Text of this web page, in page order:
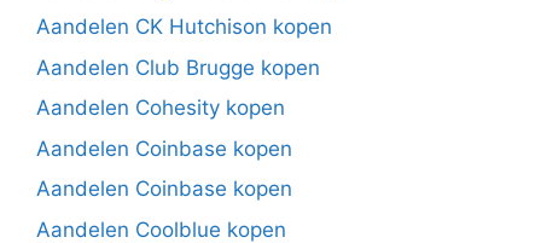
Aandelen CK Hutchison kopen
Aandelen Club Brugge kopen
Aandelen Cohesity kopen
Aandelen Coinbase kopen
Aandelen Coinbase kopen
Aandelen Coolblue kopen